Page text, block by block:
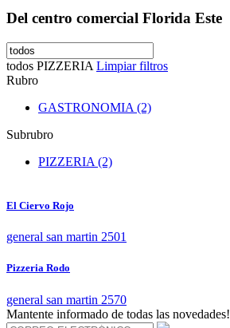
Del centro comercial Florida Este
todos PIZZERIA Limpiar filtros
Rubro
GASTRONOMIA (2)
Subrubro
PIZZERIA (2)
El Ciervo Rojo
general san martin 2501
Pizzeria Rodo
general san martin 2570
Mantente informado de todas las novedades!